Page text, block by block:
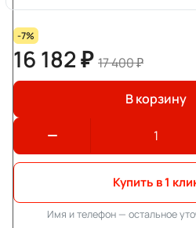
-7%
16 182 ₽ 17 400 ₽
В корзину
Купить в 1
Имя и телефон — остальное